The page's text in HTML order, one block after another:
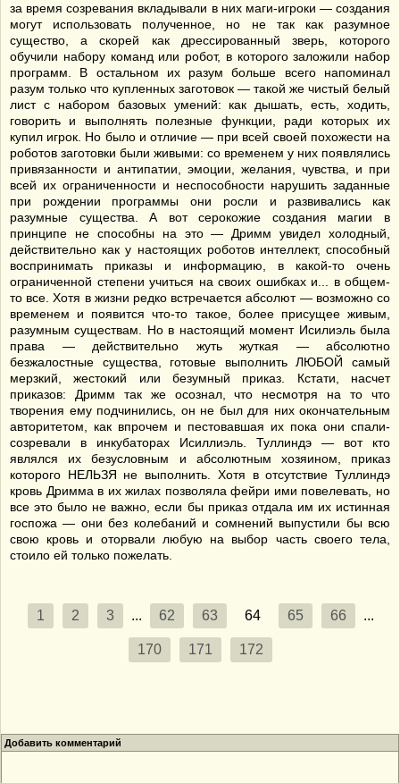
за время созревания вкладывали в них маги-игроки — создания
могут использовать полученное, но не так как разумное
существо, а скорей как дрессированный зверь, которого
обучили набору команд или робот, в которого заложили набор
программ. В остальном их разум больше всего напоминал
разум только что купленных заготовок — такой же чистый белый
лист с набором базовых умений: как дышать, есть, ходить,
говорить и выполнять полезные функции, ради которых их
купил игрок. Но было и отличие — при всей своей похожести на
роботов заготовки были живыми: со временем у них появлялись
привязанности и антипатии, эмоции, желания, чувства, и при
всей их ограниченности и неспособности нарушить заданные
при рождении программы они росли и развивались как
разумные существа. А вот серокожие создания магии в
принципе не способны на это — Дримм увидел холодный,
действительно как у настоящих роботов интеллект, способный
воспринимать приказы и информацию, в какой-то очень
ограниченной степени учиться на своих ошибках и... в общем-
то все. Хотя в жизни редко встречается абсолют — возможно со
временем и появится что-то такое, более присущее живым,
разумным существам. Но в настоящий момент Исилиэль была
права — действительно жуть жуткая — абсолютно
безжалостные существа, готовые выполнить ЛЮБОЙ самый
мерзкий, жестокий или безумный приказ. Кстати, насчет
приказов: Дримм так же осознал, что несмотря на то что
творения ему подчинились, он не был для них окончательным
авторитетом, как впрочем и пестовавшая их пока они спали-
созревали в инкубаторах Исиллиэль. Туллиндэ — вот кто
являлся их безусловным и абсолютным хозяином, приказ
которого НЕЛЬЗЯ не выполнить. Хотя в отсутствие Туллиндэ
кровь Дримма в их жилах позволяла фейри ими повелевать, но
все это было не важно, если бы приказ отдала им их истинная
госпожа — они без колебаний и сомнений выпустили бы всю
свою кровь и оторвали любую на выбор часть своего тела,
стоило ей только пожелать.
1 2 3 ... 62 63 64 65 66 ...
170 171 172
Добавить комментарий